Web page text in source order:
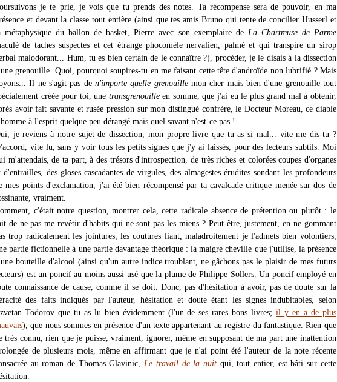
je te prie, je vois que tu prends des notes. Ta récompense sera de pouvoir, en ma
et devant la classe tout entière (ainsi que tes amis Bruno qui tente de concilier Husserl et
métaphysique du ballon de basket, Pierre avec son exemplaire de La Chartreuse de Parme
de taches suspectes et cet étrange phocomèle nervalien, palmé et qui transpire un sirop
malodorant... Hum, tu es bien certain de le connaître ?), procéder, je le disais à la dissection
grenouille. Quoi, pourquoi soupires-tu en me faisant cette tête d'androïde non lubrifié ? Mais
Il ne s'agit pas de n'importe quelle grenouillemon cher mais bien d'une grenouille tout
créée pour toi, une transgrenouilleen somme, que j'ai eu le plus grand mal à obtenir,
avoir fait savante et rusée pression sur mon distingué confrère, le Docteur Moreau, ce diable
à l'esprit quelque peu dérangé mais quel savant n'est-ce pas !
je reviens à notre sujet de dissection, mon propre livre que tu as si mal... vite me dis-tu ?
vite lu, sans y voir tous les petits signes que j'y ai laissés, pour des lecteurs subtils. Moi
m'attendais, de ta part, à des trésors d'introspection, de très riches et colorées coupes d'organes
d'entrailles, des gloses cascadantes de virgules, des almagestes érudites sondant les profondeurs
mes points d'exclamation, j'ai été bien récompensé par ta cavalcade critique menée sur dos de
vraiment.
c'était notre question, montrer cela, cette radicale absence de prétention ou plutôt : le
de ne pas me revêtir d'habits qui ne sont pas les miens ? Peut-être, justement, en ne gommant
trop radicalement les jointures, les coutures liant, maladroitement je l'admets bien volontiers,
partie fictionnelle à une partie davantage théorique : la maigre cheville que j'utilise, la présence
bouteille d'alcool (ainsi qu'un autre indice troublant, ne gâchons pas le plaisir de mes futurs
est un poncif au moins aussi usé que la plume de Philippe Sollers. Un poncif employé en
connaissance de cause, comme il se doit. Donc, pas d'hésitation à avoir, pas de doute sur la
des faits indiqués par l'auteur, hésitation et doute étant les signes indubitables, selon
Todorov que tu as lu bien évidemment (l'un de ses rares bons livres;il y en a de plus
), que nous sommes en présence d'un texte appartenant au registre du fantastique. Rien que
très connu, rien que je puisse, vraiment, ignorer, même en supposant de ma part une inattention
de plusieurs mois, même en affirmant que je n'ai point été l'auteur de la note récente
au roman de Thomas Glavinic, Le travail de la nuit qui, tout entier, est bâti sur cette